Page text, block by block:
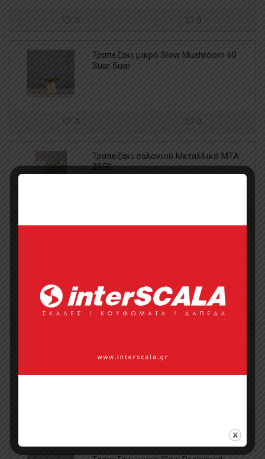
0 0
Τραπεζάκι μικρό Slow Mushroom 60
Suar Suar
0 0
Τραπεζάκι σαλονιού Μεταλλικό MTA
2850
Τραπεζάκι μικρό Slow Reclaimed Lio